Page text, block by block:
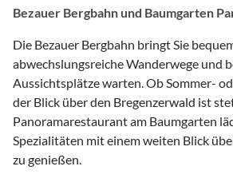
Bezauer Bergbahn und Baumgarten
Die Bezauer Bergbahn bringt Sie
abwechslungsreiche Wanderwege und
Aussichtsplätze warten. Ob Sommer-
der Blick über den Bregenzerwald ist
Panoramarestaurant am Baumgarten
Spezialitäten mit einem weiten Blick
zu genießen.